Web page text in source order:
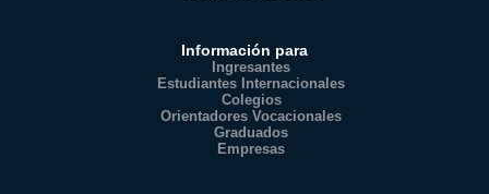
Información para
Ingresantes
Estudiantes Internacionales
Colegios
Orientadores Vocacionales
Graduados
Empresas